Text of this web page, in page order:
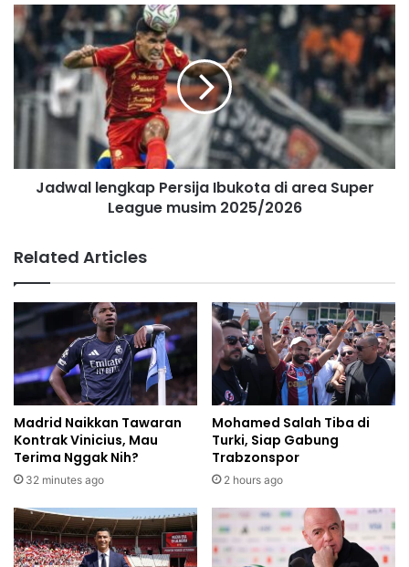
s
Jadwal lengkap Persija Ibukota di area Super
League musim 2025/2026
Related Articles
Madrid Naikkan Tawaran
Kontrak Vinicius, Mau
Terima Nggak Nih?
32 minutes ago
Mohamed Salah Tiba di
Turki, Siap Gabung
Trabzonspor
2 hours ago